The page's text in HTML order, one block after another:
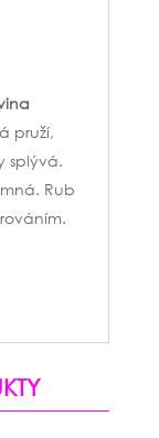
pruží,
splývá.
Rub